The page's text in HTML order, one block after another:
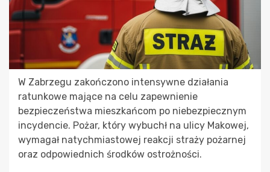
W Zabrzegu zakończono intensywne działania
ratunkowe mające na celu zapewnienie
bezpieczeństwa mieszkańcom po niebezpiecznym
incydencie. Pożar, który wybuchł na ulicy Makowej,
wymagał natychmiastowej reakcji straży pożarnej
oraz odpowiednich środków ostrożności.